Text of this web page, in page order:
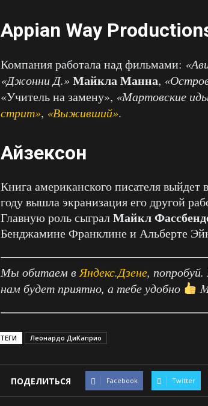
Appian Way
Компания работала над фильмами:
«Джонни Д.»Майкла Манна,
«Учитель на замену», «Мартовские
стрит», «Выживший».
Айзексон
Книга американского писателя
году вышла экранизация его другой
Главную роль сыгралМайкл
Бенджамине Франклине и Альберте
Мы обитаем в Яндекс.Дзене,
нам будет приятно, а тебе удобно
ТЕГИ Леонардо ДиКаприо
ПОДЕЛИТЬСЯ Facebook Twitter